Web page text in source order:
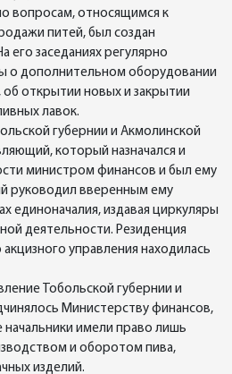
вопросам, относящимся к
питей, был создан
его заседаниях регулярно
о дополнительном оборудовании
об открытии новых и закрытии
лавок.
губернии и Акмолинской
который назначался и
министром финансов и был ему
руководил вверенным ему
единоначалия, издавая циркуляры
деятельности. Резиденция
управления находилась
Тобольской губернии и
Министерству финансов,
имели право лишь
и оборотом пива,
изделий.